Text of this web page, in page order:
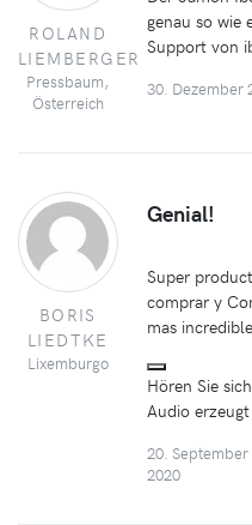
ROLAND
LIEMBERGER
Pressbaum,
Österreich
genau so wie
Support von
30. Dezember
BORIS
LIEDTKE
Lixemburgo
Genial!
Super
comprar y
mas
Hören Sie
Audio
20. September
2020